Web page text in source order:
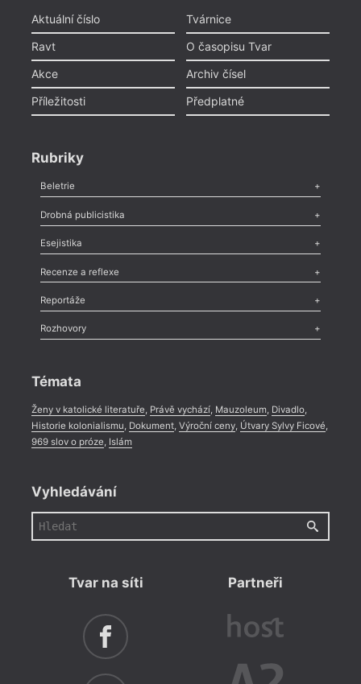
Aktuální číslo
Ravt
Akce
Příležitosti
Tvárnice
O časopisu Tvar
Archiv čísel
Předplatné
Rubriky
Beletrie
Poezie,Próza,Dokumenty
Drobná publicistika
Odlesk
Nekrolog,Glosa,Sloupek,Pozvánka,Literární soutěž,
Esejistika
Esej , Pádlo,Úvaha
Recenze a reflexe
Recenze
Méně slov o próze,Celá rubrika
Reportáže
Literární zítřky
Celá rubrika
Rozhovory
Témata
Ženy v katolické literatuře, Právě vychází, Mauzoleum, Divadlo,
Historie kolonialismu, Dokument, Výroční ceny, Útvary Sylvy Ficové,
969 slov o próze, Islám
Vyhledávání
Tvar na síti Partneři